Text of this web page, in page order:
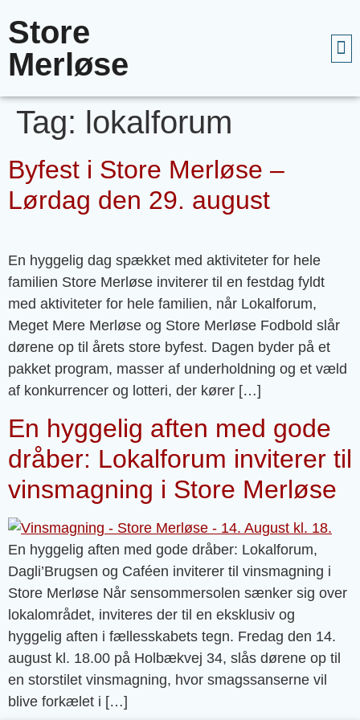
Store
Merløse
Tag: lokalforum
Byfest i Store Merløse –
Lørdag den 29. august
En hyggelig dag spækket med aktiviteter for hele
familien Store Merløse inviterer til en festdag fyldt
med aktiviteter for hele familien, når Lokalforum,
Meget Mere Merløse og Store Merløse Fodbold slår
dørene op til årets store byfest. Dagen byder på et
pakket program, masser af underholdning og et væld
af konkurrencer og lotteri, der kører […]
En hyggelig aften med gode
dråber: Lokalforum inviterer til
vinsmagning i Store Merløse
En hyggelig aften med gode dråber: Lokalforum,
Dagli’Brugsen og Caféen inviterer til vinsmagning i
Store Merløse Når sensommersolen sænker sig over
lokalområdet, inviteres der til en eksklusiv og
hyggelig aften i fællesskabets tegn. Fredag den 14.
august kl. 18.00 på Holbækvej 34, slås dørene op til
en storstilet vinsmagning, hvor smagssanserne vil
blive forkælet i […]